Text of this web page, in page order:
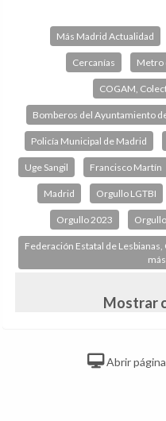
Más Madrid Actualidad
Cercanías Metro
COGAM,
Bomberos del Ayuntamiento
Policía Municipal de Madrid
Uge Sangil Francisco Martín
Madrid Orgullo LGTBI
Orgullo 2023
Federación Estatal de
Mostrar
Abrir